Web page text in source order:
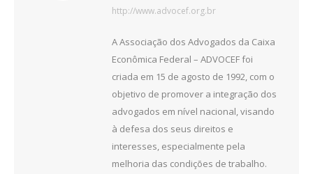
http://www.advocef.org.br
A Associação dos Advogados da Caixa
Econômica Federal – ADVOCEF foi
criada em 15 de agosto de 1992, com o
objetivo de promover a integração dos
advogados em nível nacional, visando
à defesa dos seus direitos e
interesses, especialmente pela
melhoria das condições de trabalho.